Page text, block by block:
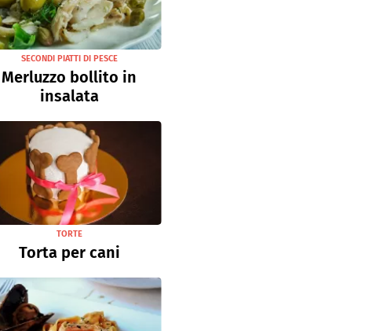
SECONDI PIATTI DI PESCE
Merluzzo bollito in
insalata
TORTE
Torta per cani